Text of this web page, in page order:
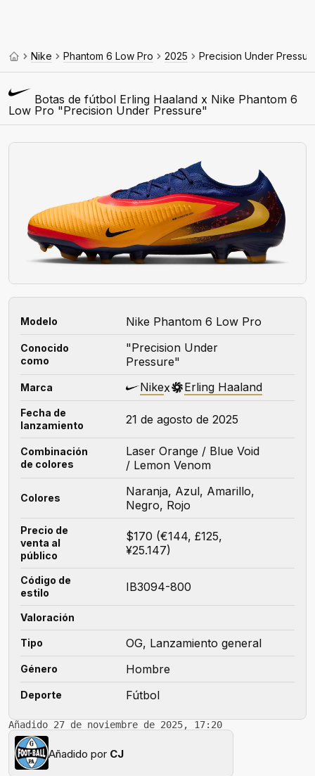
Nike Phantom 6 Low Pro 2025 Precision Under
Botas de fútbol Erling Haaland x Nike Phantom 6
Low Pro "Precision Under Pressure"
Modelo Nike Phantom 6 Low Pro
Conocido
como
"Precision Under
Pressure"
Marca Nikex Erling Haaland
Fecha de
lanzamiento
21 de agosto de 2025
Combinación
de colores
Laser Orange / Blue Void
/ Lemon Venom
Colores
Naranja, Azul, Amarillo,
Negro, Rojo
Precio de
venta al
público
$170 (€144, £125,
¥25.147)
Código de
estilo
IB3094-800
Valoración
Tipo OG, Lanzamiento general
Género Hombre
Deporte Fútbol
Añadido 27 de noviembre de 2025, 17:20
Añadido por CJ